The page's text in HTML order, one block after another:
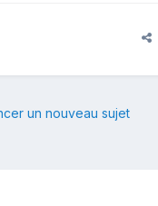
un nouveau sujet